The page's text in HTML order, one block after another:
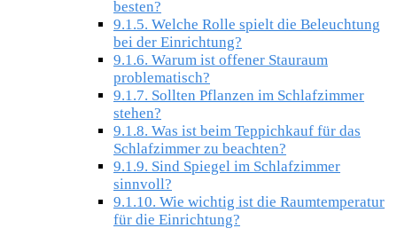
besten?
9.1.5. Welche Rolle spielt die Beleuchtung
bei der Einrichtung?
9.1.6. Warum ist offener Stauraum
problematisch?
9.1.7. Sollten Pflanzen im Schlafzimmer
stehen?
9.1.8. Was ist beim Teppichkauf für das
Schlafzimmer zu beachten?
9.1.9. Sind Spiegel im Schlafzimmer
sinnvoll?
9.1.10. Wie wichtig ist die Raumtemperatur
für die Einrichtung?